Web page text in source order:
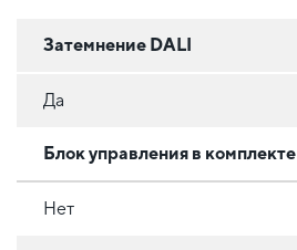
Затемнение DALI
Да
Блок управления в комплекте
Нет